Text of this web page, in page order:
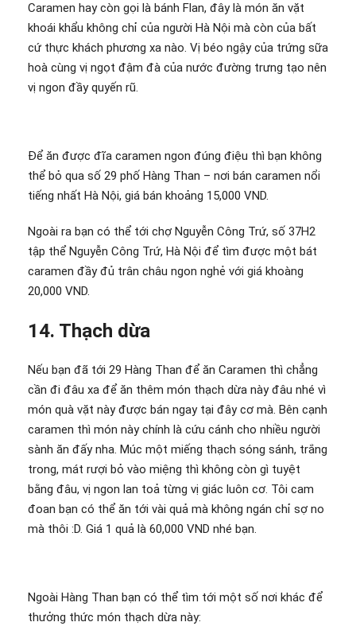
Caramen hay còn gọi là bánh Flan, đây là món ăn vặt
khoái khẩu không chỉ của người Hà Nội mà còn của bất
cứ thực khách phương xa nào. Vị béo ngậy của trứng sữa
hoà cùng vị ngọt đậm đà của nước đường trưng tạo nên
vị ngon đầy quyến rũ.
Để ăn được đĩa caramen ngon đúng điệu thì bạn không
thể bỏ qua số 29 phố Hàng Than – nơi bán caramen nổi
tiếng nhất Hà Nội, giá bán khoảng 15,000 VND.
Ngoài ra bạn có thể tới chợ Nguyễn Công Trứ, số 37H2
tập thể Nguyễn Công Trứ, Hà Nội để tìm được một bát
caramen đầy đủ trân châu ngon nghẻ với giá khoàng
20,000 VND.
14. Thạch dừa
Nếu bạn đã tới 29 Hàng Than để ăn Caramen thì chẳng
cần đi đâu xa để ăn thêm món thạch dừa này đâu nhé vì
món quà vặt này được bán ngay tại đây cơ mà. Bên cạnh
caramen thì món này chính là cứu cánh cho nhiều người
sành ăn đấy nha. Múc một miếng thạch sóng sánh, trắng
trong, mát rượi bỏ vào miệng thì không còn gì tuyệt
bằng đâu, vị ngon lan toả từng vị giác luôn cơ. Tôi cam
đoan bạn có thể ăn tới vài quả mà không ngán chỉ sợ no
mà thôi :D. Giá 1 quả là 60,000 VND nhé bạn.
Ngoài Hàng Than bạn có thể tìm tới một số nơi khác để
thưởng thức món thạch dừa này: